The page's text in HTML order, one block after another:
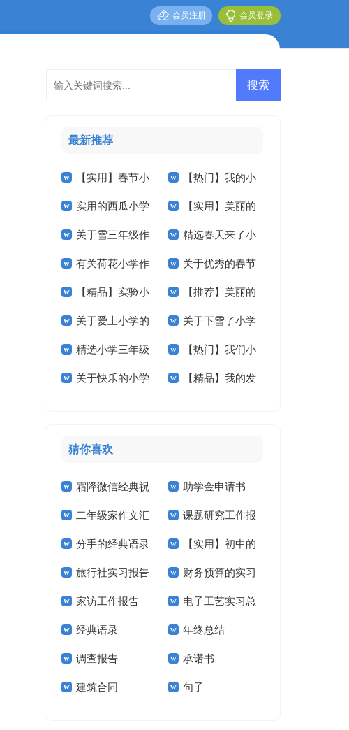
会员登录
会员注册
最新推荐
【实用】春节小
学作文600字4篇
【热门】我的小
学作文5篇
实用的西瓜小学
作文四篇
【实用】美丽的
小学作文3篇
关于雪三年级作
文汇编八篇
精选春天来了小
学作文汇编八篇
有关荷花小学作
文锦集7篇
关于优秀的春节
小学作文4篇
【精品】实验小
学的作文300字4篇
【推荐】美丽的
小学作文合集7篇
关于爱上小学的
作文锦集八篇
关于下雪了小学
作文400字五篇
精选小学三年级
的作文合集六篇
【热门】我们小
学作文合集十篇
关于快乐的小学 【精品】我的发
猜你喜欢
霜降微信经典祝
福语
助学金申请书
【精】
二年级家作文汇
总7篇
课题研究工作报
告
分手的经典语录 【实用】初中的
作文300字汇总6篇
旅行社实习报告
(15篇)
财务预算的实习
报告
家访工作报告 电子工艺实习总
结15篇
经典语录 年终总结
调查报告 承诺书
建筑合同 句子